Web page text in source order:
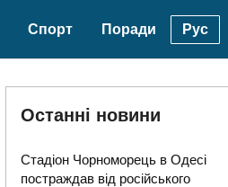
Спорт Поради Рус
Останні новини
Стадіон Чорноморець в Одесі
постраждав від російського